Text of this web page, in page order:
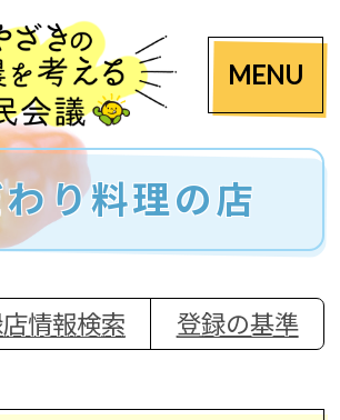
MENU
わり料理の店
情報検索 登録の基準